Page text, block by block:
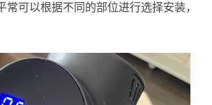
常可以根据不同的部位进行选择安装，